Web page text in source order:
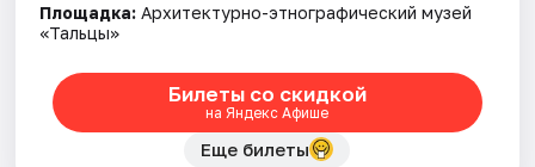
Площадка: Архитектурно-этнографический музей
«Тальцы»
Билеты со скидкой
на Яндекс Афише
Еще билеты